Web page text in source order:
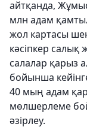
айтқанда,
млн адам
жол картасы
кәсіпкер салық
салалар қарыз
бойынша
40 мың адам
мөлшерлеме
әзірлеу.